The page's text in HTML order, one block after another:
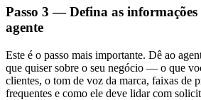
Passo 3 — Defina as informações
agente
Este é o passo mais importante. Dê ao
que quiser sobre o seu negócio — o que
clientes, o tom de voz da marca, faixas de
frequentes e como ele deve lidar com